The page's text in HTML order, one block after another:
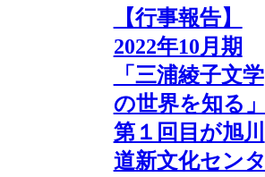
【行事報告】
2022年10月期
「三浦綾子文学
の世界を知る」
第１回目が旭川
道新文化センタ